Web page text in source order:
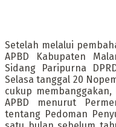
Setelah melalui
APBD Kabupaten
Sidang Paripurna
Selasa tanggal 20
cukup
APBD menurut
tentang Pedoman